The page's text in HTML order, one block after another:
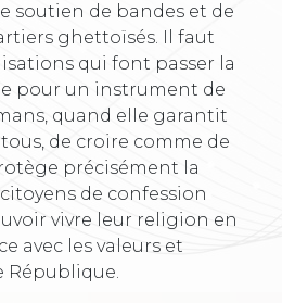
soutien de bandes et de
ghettoïsés. Il faut
qui font passer la
pour un instrument de
quand elle garantit
de croire comme de
précisément la
de confession
vivre leur religion en
avec les valeurs et